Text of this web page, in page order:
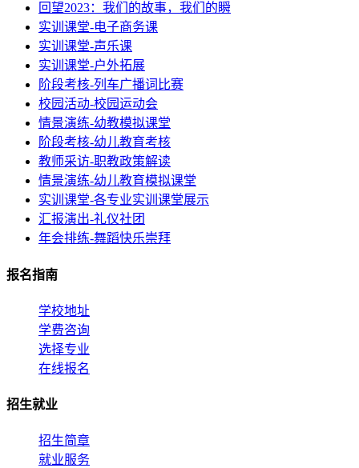
回望2023：我们的故事，我们的瞬
实训课堂-电子商务课
实训课堂-声乐课
实训课堂-户外拓展
阶段考核-列车广播词比赛
校园活动-校园运动会
情景演练-幼教模拟课堂
阶段考核-幼儿教育考核
教师采访-职教政策解读
情景演练-幼儿教育模拟课堂
实训课堂-各专业实训课堂展示
汇报演出-礼仪社团
年会排练-舞蹈快乐崇拜
报名指南
学校地址
学费咨询
选择专业
在线报名
招生就业
招生简章
就业服务